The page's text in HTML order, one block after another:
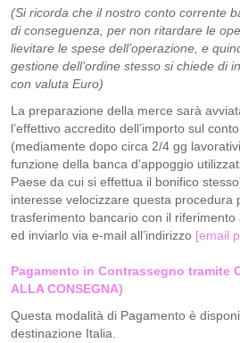
(Si ricorda che il nostro conto corrente
di conseguenza, per non ritardare le
lievitare le spese dell’operazione, e
gestione dell’ordine stesso si chiede di
con valuta Euro)
La preparazione della merce sarà
l’effettivo accredito dell’importo sul
(mediamente dopo circa 2/4 gg
funzione della banca d’appoggio
Paese da cui si effettua il bonifico
interesse velocizzare questa procedura
trasferimento bancario con il
ed inviarlo via e-mail all’indirizzo [email
Pagamento in Contrassegno tramite
ALLA CONSEGNA)
Questa modalità di Pagamento è
destinazione Italia.